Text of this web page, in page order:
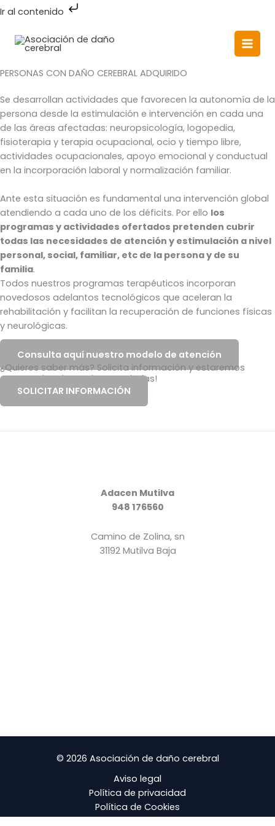
Ir al contenido
Ir
contenido
Main
PERSONAS CON DAÑO CEREBRAL ADQUIRIDO
Se desarrollan actividades que favorecen la autonomía de la
persona desde la estimulación e intervención en cada una
de las áreas afectadas: neuropsicología, logopedia,
fisioterapia y terapia ocupacional, ocio y tiempo libre,
actividades ocupacionales, apoyo emocional y conductual
en la incorporación laboral y normalización familiar.
Ante esta situación es fundamental una intervención global
atendiendo a cada uno de los déficits. Por ello los
programas y actividades ofertados pretenden cubrir
todas las necesidades de atención y estimulación a nivel
personal, social, familiar, etc de la persona y de su
familia.
Todos nuestros programas terapéuticos incorporan
novedosos adelantos tecnológicos que aceleran la
rehabilitación y facilitan la recuperación de funciones físicas
y neurológicas.
Consulta aquí nuestro modelo de atención
¿Quieres saber más? Solicita información y estaremos
encantados de resolver tus dudas!
SOLICITAR INFORMACIÓN
Adacen Mutilva
948 176560
Camino de Zolina, sn
31192 Mutilva Baja
© 2026 Asociación de daño cerebral
Aviso legal
Política de privacidad
Política de Cookies